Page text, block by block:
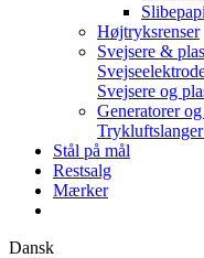
Højtryksrenser
Svejsere &
Svejsere og
Generatorer
Stål på mål
Restsalg
Mærker
Dansk